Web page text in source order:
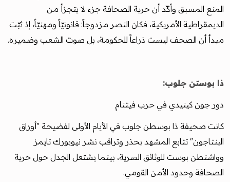
المنع المسبق وأكّد أن حرية الصحافة جزء لا يتجزأ من
الديمقراطية الأمريكية، فكان النصر مزدوجاً: قانونيّاً ومهنيّاً، إذ ثبّت
مبدأ أن الصحف ليست ذراعاً للحكومة، بل صوت الشعب وضميره.
ذا بوستن جلوب:
دور جون كينيدي في حرب فيتنام
كانت صحيفة ذا بوسطن جلوب في الأيام الأولى لفضيحة "أوراق
البنتاجون" تتابع المشهد بحذر وتراقب نشر نيويورك تايمز
وواشنطن بوست للوثائق السرية، بينما يشتعل الجدل حول حرية
الصحافة وحدود الأمن القومي.